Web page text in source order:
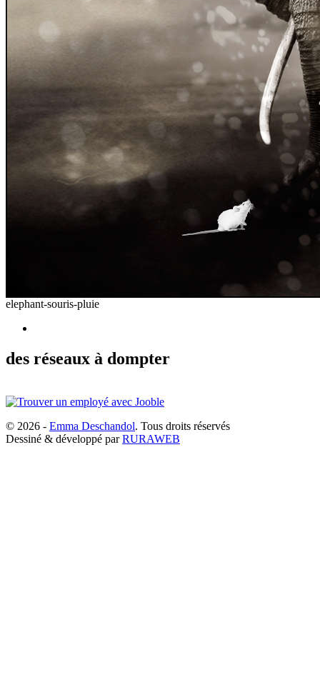
elephant-souris-pluie
des réseaux à dompter
© 2026 - Emma Deschandol. Tous droits réservés
Dessiné & développé parRURAWEB